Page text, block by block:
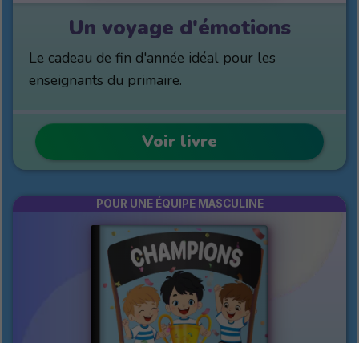
Un voyage d'émotions
Le cadeau de fin d'année idéal pour les
enseignants du primaire.
Voir livre
POUR UNE ÉQUIPE MASCULINE